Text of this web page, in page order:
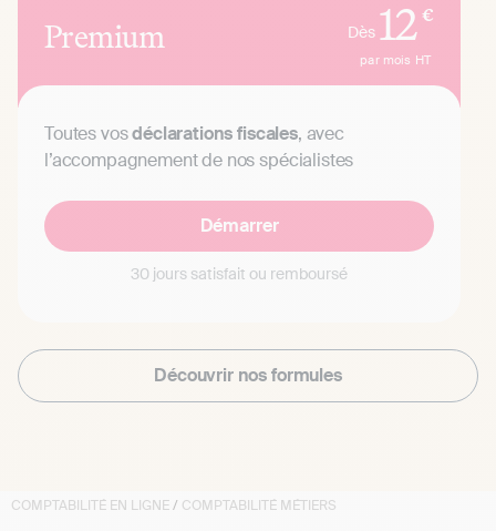
Premium Dès 12 €
par mois HT
Toutes vosdéclarations fiscales, avec
l’accompagnement de nos spécialistes
Démarrer
30 jours satisfait ou remboursé
Découvrir nos formules
COMPTABILITÉ EN LIGNE/ COMPTABILITÉ MÉTIERS